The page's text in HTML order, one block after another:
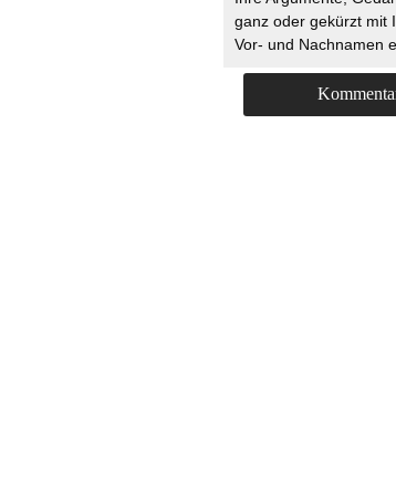
ganz oder gekürzt mit
Vor- und Nachnamen